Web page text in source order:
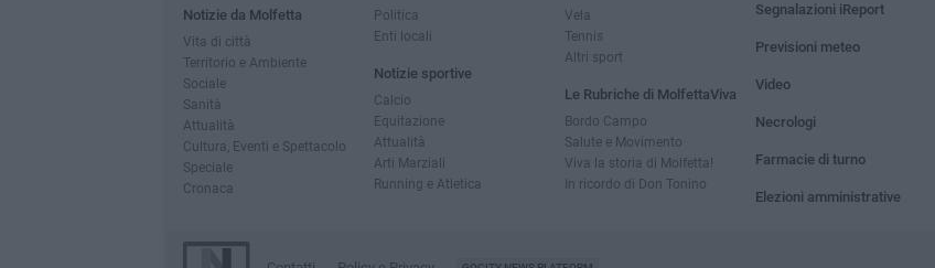
Notizie da Molfetta
Vita di città
Territorio e Ambiente
Sociale
Sanità
Attualità
Cultura, Eventi e Spettacolo
Speciale
Cronaca
Politica
Enti locali
Notizie sportive
Calcio
Equitazione
Attualità
Arti Marziali
Running e Atletica
Vela
Tennis
Altri sport
Le Rubriche di MolfettaViva
Bordo Campo
Salute e Movimento
Viva la storia di Molfetta!
In ricordo di Don Tonino
Segnalazioni iReport
Previsioni meteo
Video
Necrologi
Farmacie di turno
Elezioni amministrative